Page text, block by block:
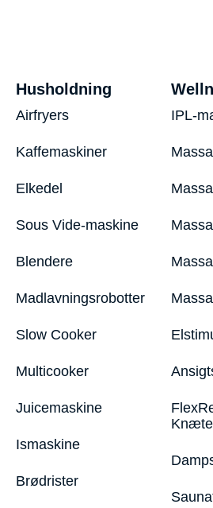
Husholdning
Airfryers
Kaffemaskiner
Elkedel
Sous Vide-maskine
Blendere
Madlavningsrobotter
Slow Cooker
Multicooker
Juicemaskine
Ismaskine
Brødrister
IPL-